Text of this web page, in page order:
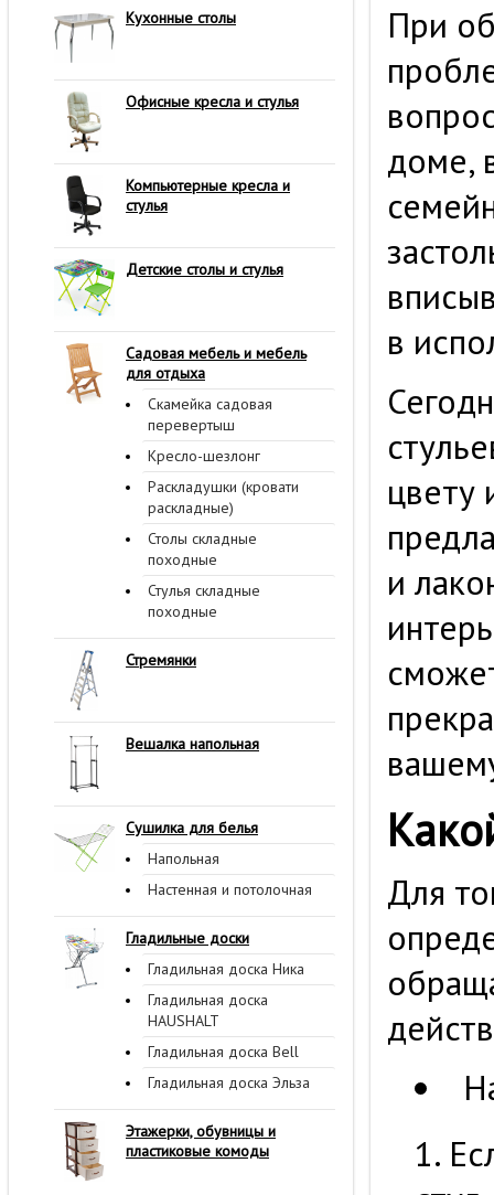
Кухонные столы
Офисные кресла и стулья
Компьютерные кресла и
стулья
Детские столы и стулья
Садовая мебель и мебель
для отдыха
Скамейка садовая
перевертыш
Кресло-шезлонг
Раскладушки (кровати
раскладные)
Столы складные
походные
Стулья складные
походные
Стремянки
Вешалка напольная
Сушилка для белья
Напольная
Настенная и потолочная
Гладильные доски
Гладильная доска Ника
Гладильная доска
HAUSHALT
Гладильная доска Bell
Гладильная доска Эльза
Этажерки, обувницы и
пластиковые комоды
При
доме,
в
цвету
и
Для